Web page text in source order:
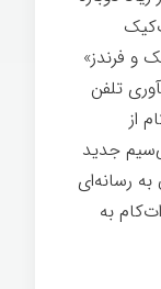
شُرت‌کیک
و فرندز»
تلفن
از
جدید
رسانه‌ای
به